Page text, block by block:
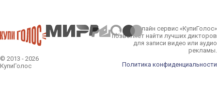
© 2013 - 2026
КупиГолос
Онлайн сервис «КупиГолос»
позволяет найти лучших дикторов
для записи видео или аудио
рекламы.
Политика конфиденциальности